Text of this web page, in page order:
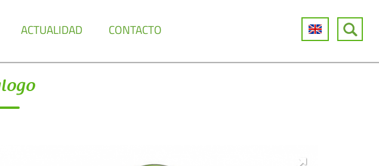
ACTUALIDAD CONTACTO